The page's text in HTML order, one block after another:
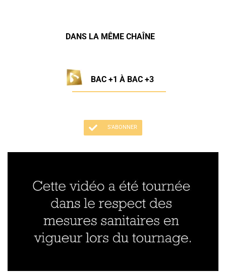
DANS LA MÊME CHAÎNE
BAC +1 À BAC +3
S'ABONNER